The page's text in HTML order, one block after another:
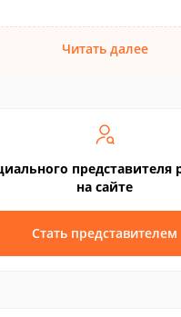
Читать далее
представителя
на сайте
Стать представителем